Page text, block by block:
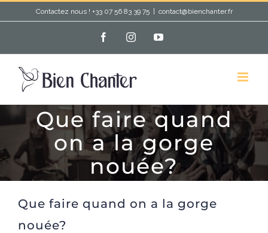
contenu
Contactez nous ! +33 07 56 83 39 75 contact@bienchanter.fr
FacebookInstagramYouTube
Que faire quand
on a la gorge
nouée?
Que faire quand on a la gorge
nouée?